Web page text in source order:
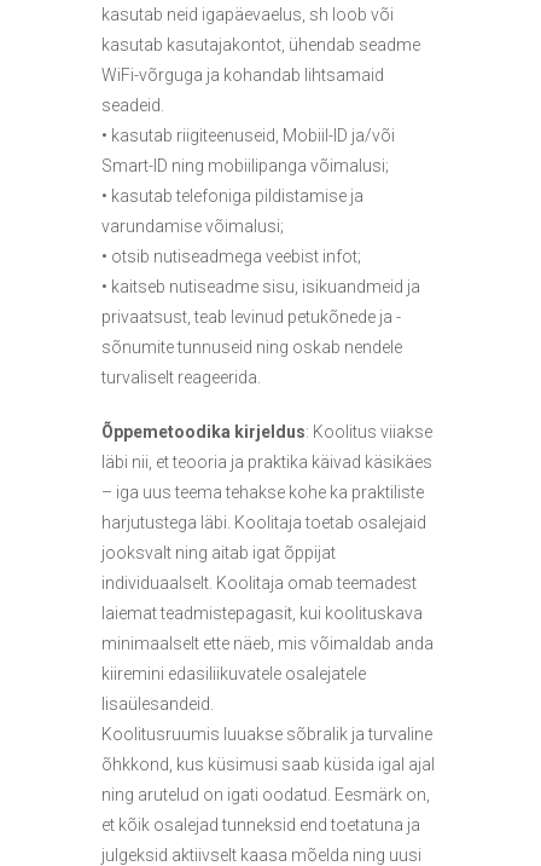
kasutab neid igapäevaelus, sh loob või
kasutab kasutajakontot, ühendab seadme
WiFi-võrguga ja kohandab lihtsamaid
seadeid.
• kasutab riigiteenuseid, Mobiil-ID ja/või
Smart-ID ning mobiilipanga võimalusi;
• kasutab telefoniga pildistamise ja
varundamise võimalusi;
• otsib nutiseadmega veebist infot;
• kaitseb nutiseadme sisu, isikuandmeid ja
privaatsust, teab levinud petukõnede ja -
sõnumite tunnuseid ning oskab nendele
turvaliselt reageerida.
Õppemetoodika kirjeldus: Koolitus viiakse
läbi nii, et teooria ja praktika käivad käsikäes
– iga uus teema tehakse kohe ka praktiliste
harjutustega läbi. Koolitaja toetab osalejaid
jooksvalt ning aitab igat õppijat
individuaalselt. Koolitaja omab teemadest
laiemat teadmistepagasit, kui koolituskava
minimaalselt ette näeb, mis võimaldab anda
kiiremini edasiliikuvatele osalejatele
lisaülesandeid.
Koolitusruumis luuakse sõbralik ja turvaline
õhkkond, kus küsimusi saab küsida igal ajal
ning arutelud on igati oodatud. Eesmärk on,
et kõik osalejad tunneksid end toetatuna ja
julgeksid aktiivselt kaasa mõelda ning uusi